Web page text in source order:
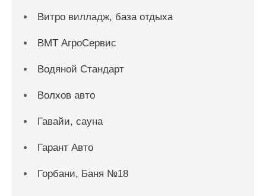
Витро вилладж, база отдыха
ВМТ АгроСервис
Водяной Стандарт
Волхов авто
Гавайи, сауна
Гарант Авто
Горбани, Баня №18